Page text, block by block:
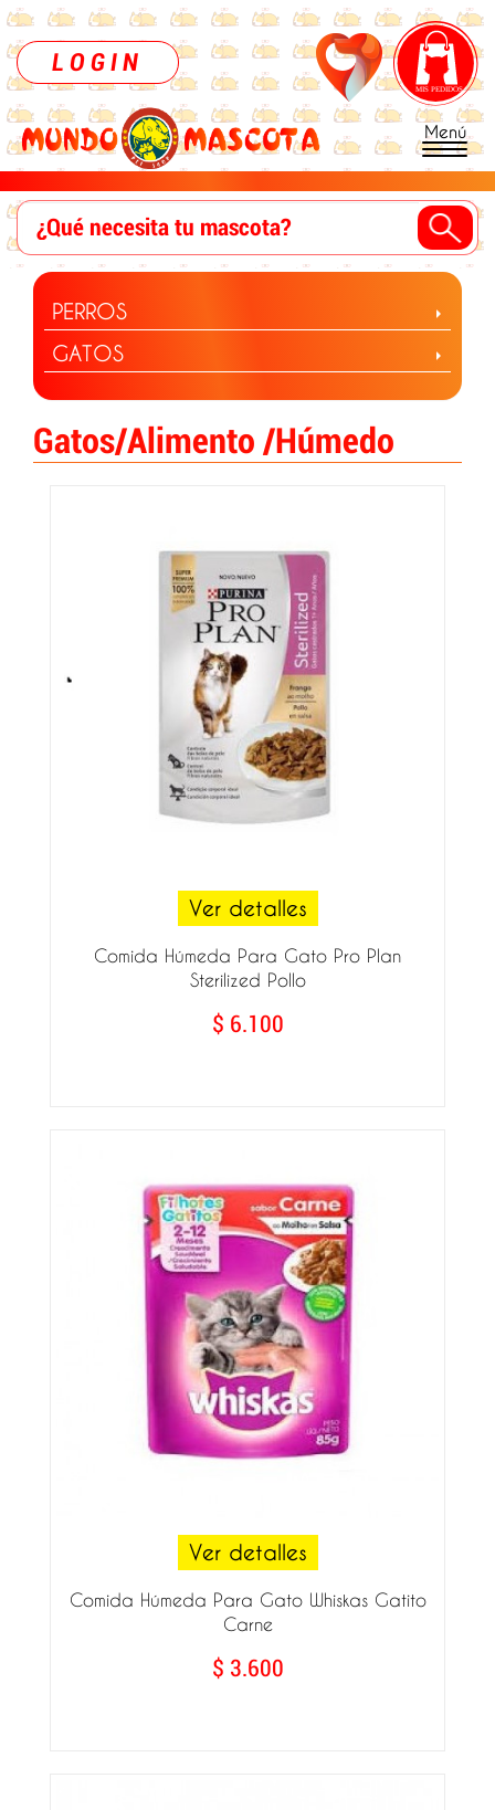
LOGIN
Menú
PERROS
GATOS
Gatos/Alimento /Húmedo
Ver detalles
Comida Húmeda Para Gato Pro Plan
Sterilized Pollo
$ 6.100
Ver detalles
Comida Húmeda Para Gato Whiskas Gatito
Carne
$ 3.600